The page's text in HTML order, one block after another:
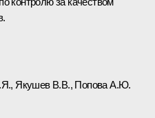
Якушев В.В., Попова А.Ю.